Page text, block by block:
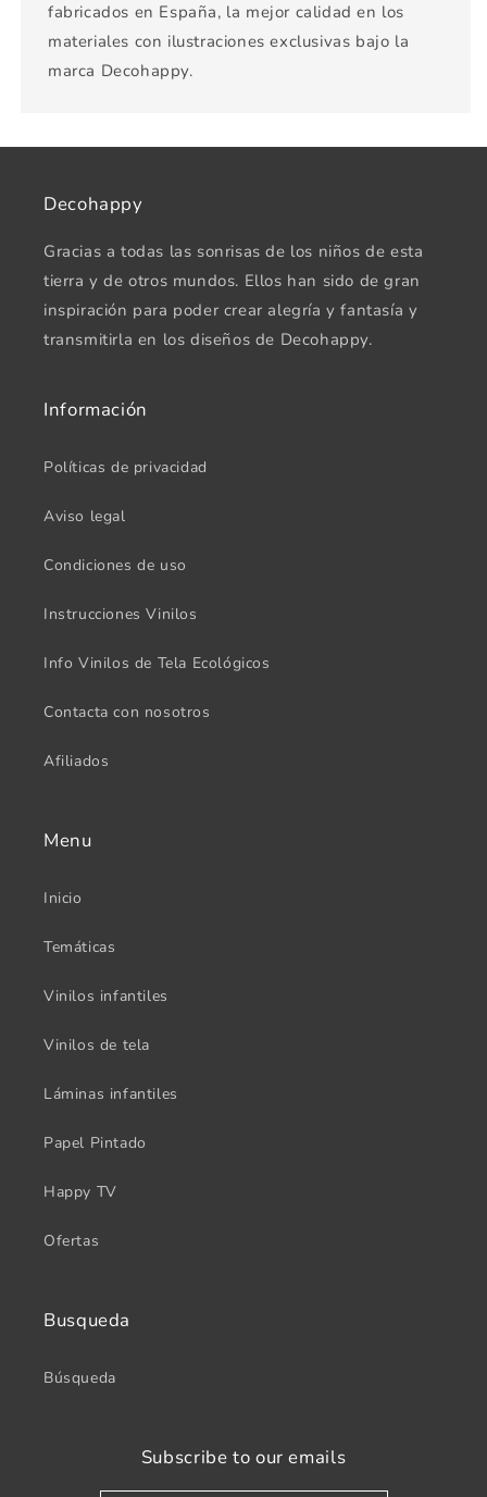
fabricados en España, la mejor calidad en los
materiales con ilustraciones exclusivas bajo la
marca Decohappy.
Decohappy
Gracias a todas las sonrisas de los niños de esta
tierra y de otros mundos. Ellos han sido de gran
inspiración para poder crear alegría y fantasía y
transmitirla en los diseños de Decohappy.
Información
Políticas de privacidad
Aviso legal
Condiciones de uso
Instrucciones Vinilos
Info Vinilos de Tela Ecológicos
Contacta con nosotros
Afiliados
Menu
Inicio
Temáticas
Vinilos infantiles
Vinilos de tela
Láminas infantiles
Papel Pintado
Happy TV
Ofertas
Busqueda
Búsqueda
Subscribe to our emails